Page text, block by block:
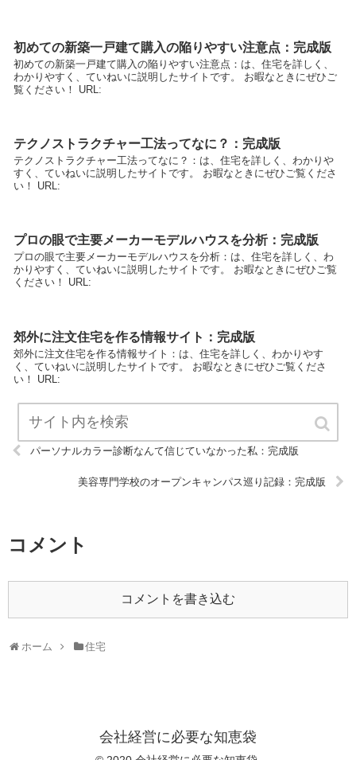
初めての新築一戸建て購入の陥りやすい注意点：完成版
初めての新築一戸建て購入の陥りやすい注意点：は、住宅を詳しく、
わかりやすく、ていねいに説明したサイトです。 お暇なときにぜひご
覧ください！ URL:
テクノストラクチャー工法ってなに？：完成版
テクノストラクチャー工法ってなに？：は、住宅を詳しく、わかりや
すく、ていねいに説明したサイトです。 お暇なときにぜひご覧くださ
い！ URL:
プロの眼で主要メーカーモデルハウスを分析：完成版
プロの眼で主要メーカーモデルハウスを分析：は、住宅を詳しく、わ
かりやすく、ていねいに説明したサイトです。 お暇なときにぜひご覧
ください！ URL:
郊外に注文住宅を作る情報サイト：完成版
郊外に注文住宅を作る情報サイト：は、住宅を詳しく、わかりやす
く、ていねいに説明したサイトです。 お暇なときにぜひご覧くださ
い！ URL:
パーソナルカラー診断なんて信じていなかった私：完成版
美容専門学校のオープンキャンパス巡り記録：完成版
コメント
コメントを書き込む
ホーム 住宅
会社経営に必要な知恵袋